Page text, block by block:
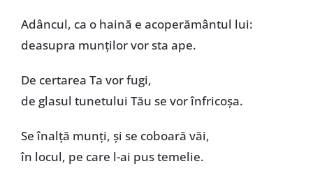
Adâncul, ca o haină e acoperământul lui:
deasupra munților vor sta ape.
De certarea Ta vor fugi,
de glasul tunetului Tău se vor înfricoșa.
Se înalță munți, și se coboară văi,
în locul, pe care l-ai pus temelie.